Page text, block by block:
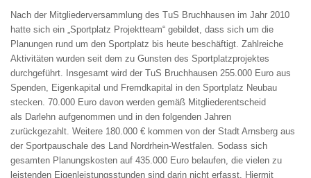
Nach der Mitgliederversammlung des TuS Bruchhausen im Jahr 2010
hatte sich ein „Sportplatz Projektteam“ gebildet, dass sich um die
Planungen rund um den Sportplatz bis heute beschäftigt. Zahlreiche
Aktivitäten wurden seit dem zu Gunsten des Sportplatzprojektes
durchgeführt. Insgesamt wird der TuS Bruchhausen 255.000 Euro aus
Spenden, Eigenkapital und Fremdkapital in den Sportplatz Neubau
stecken. 70.000 Euro davon werden gemäß Mitgliederentscheid
als Darlehn aufgenommen und in den folgenden Jahren
zurückgezahlt. Weitere 180.000 € kommen von der Stadt Arnsberg aus
der Sportpauschale des Land Nordrhein-Westfalen. Sodass sich
gesamten Planungskosten auf 435.000 Euro belaufen, die vielen zu
leistenden Eigenleistungsstunden sind darin nicht erfasst. Hiermit